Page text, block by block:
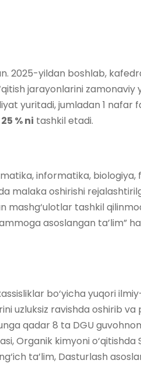
2025-yildan boshlab,
jarayonlarini
yuritadi, jumladan 1
25 % ni tashkil etadi.
informatika,
malaka oshirishi
mashg‘ulotlar tashkil
asoslangan
bo‘yicha yuqori
uzluksiz ravishda oshirib
qadar 8 ta DGU
Organik kimyoni
ta’lim, Dasturlash